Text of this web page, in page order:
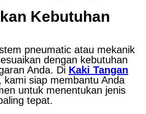
Kebutuhan
pneumatic atau mekanik
dengan kebutuhan
Anda. Di Kaki Tangan
kami siap membantu Anda
untuk menentukan jenis
tepat.